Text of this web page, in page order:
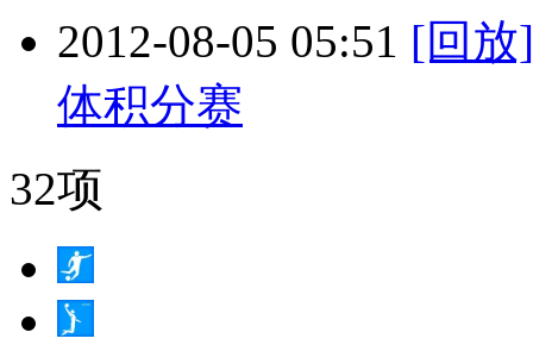
2012-08-05 05:51 [回放
体积分赛
32项